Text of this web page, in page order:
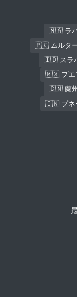
🇲🇦 ラバ
🇵🇰 ムルタ
🇮🇩 スラ
🇲🇽 プエ
🇨🇳 蘭
🇮🇳 プネ